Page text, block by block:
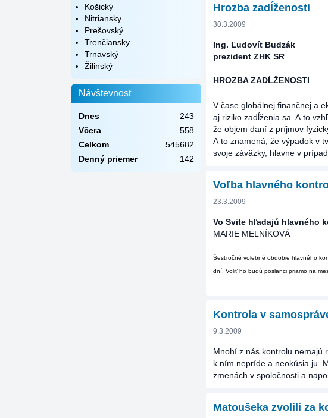
Košický
Nitriansky
Prešovský
Trenčiansky
Trnavský
Žilinský
Návštevnosť
Dnes
243
Včera
558
Celkom
545682
Denný priemer
142
Hrozba zadĺženosti
30.3.2009
Ing. Ľudovít Budzák
prezident ZHK SR
HROZBA ZADĹŽENOSTI
V čase globálnej finančnej a
aj riziko zadĺženia sa. A to
že objem daní z príjmov
A to znamená, že výpadok v
svoje záväzky, hlavne v
Voľba hlavného
23.3.2009
Vo Svite hľadajú hlavného
MARIE MELNÍKOVÁ
Šesťročné volebné obdobie hlavného
dní. Voliť ho budú poslanci priamo na
Kontrola v
9.3.2009
Mnohí z nás kontrolu nemajú
k ním nepríde a neokúsia ju.
zmenách v spoločnosti a
Matoušeka zvolili za